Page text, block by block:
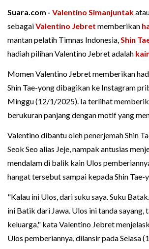
Suara.com - Valentino Simanjuntak
sebagaiValentino Jebret memberikan
mantan pelatih Timnas Indonesia,Shin
hadiah pilihan Valentino Jebret adalah
Momen Valentino Jebret memberikan
Shin Tae-yong dibagikan ke Instagram
Minggu (12/1/2025). Ia terlihat
berukuran panjang dengan motif yang
Valentino dibantu oleh penerjemah Shin
Seok Seo alias Jeje, nampak antusias
mendalam di balik kain Ulos
hangat tersebut sampai kepada Shin Tae-
"Kalau ini Ulos, dari suku saya. Suku
ini Batik dari Jawa. Ulos ini tanda sayang,
keluarga," kata Valentino Jebret
Ulos pemberiannya, dilansir pada Selasa